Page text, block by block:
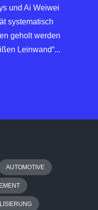
und Ai Weiwei
systematisch
geholt werden
Leinwand“...
AUTOMOTIVE